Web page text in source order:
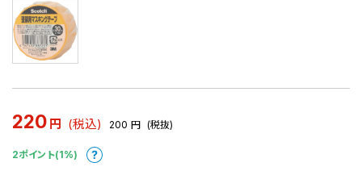
220 円 (税込) 200 円 (税抜)
2ポイント(1%)